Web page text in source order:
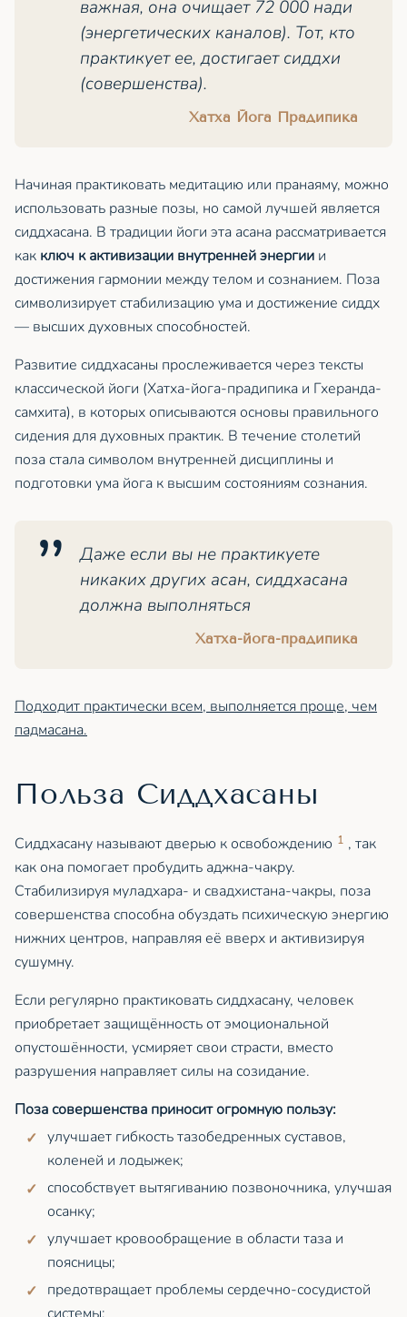
важная, она очищает 72 000 нади
(энергетических каналов). Тот, кто
практикует ее, достигает сиддхи
(совершенства).
Хатха Йога Прадипика
Начиная практиковать медитацию или пранаяму, можно
использовать разные позы, но самой лучшей является
сиддхасана. В традиции йоги эта асана рассматривается
как ключ к активизации внутренней энергии и
достижения гармонии между телом и сознанием. Поза
символизирует стабилизацию ума и достижение сиддх
— высших духовных способностей.
Развитие сиддхасаны прослеживается через тексты
классической йоги (Хатха-йога-прадипика и Гхеранда-
самхита), в которых описываются основы правильного
сидения для духовных практик. В течение столетий
поза стала символом внутренней дисциплины и
подготовки ума йога к высшим состояниям сознания.
Даже если вы не практикуете
никаких других асан, сиддхасана
должна выполняться
Хатха-йога-прадипика
Подходит практически всем, выполняется проще, чем
падмасана.
Польза Сиддхасаны
Сиддхасану называют дверью к освобождению 1 , так
как она помогает пробудить аджна-чакру.
Стабилизируя муладхара- и свадхистана-чакры, поза
совершенства способна обуздать психическую энергию
нижних центров, направляя её вверх и активизируя
сушумну.
Если регулярно практиковать сиддхасану, человек
приобретает защищённость от эмоциональной
опустошённости, усмиряет свои страсти, вместо
разрушения направляет силы на созидание.
Поза совершенства приносит огромную пользу:
улучшает гибкость тазобедренных суставов,
коленей и лодыжек;
способствует вытягиванию позвоночника, улучшая
осанку;
улучшает кровообращение в области таза и
поясницы;
предотвращает проблемы сердечно-сосудистой